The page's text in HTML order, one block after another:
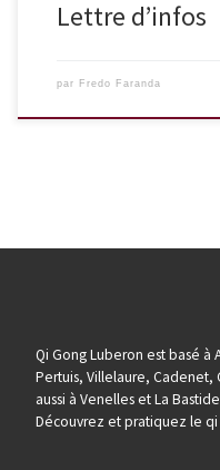
Lettre d’infos
par Fredo Faranda
Qi Gong Luberon est basé à
Pertuis, Villelaure, Cadenet,
aussi à Venelles et La
Découvrez et pratiquez le